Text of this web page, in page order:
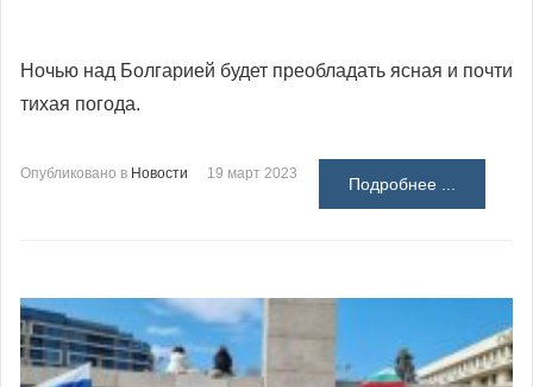
Ночью над Болгарией будет преобладать ясная и почти
тихая погода.
Опубликовано в Новости 19 март 2023
Подробнее ...